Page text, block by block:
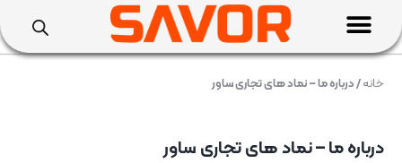
خانه/ درباره ما – نماد های تجاری ساور
درباره ما – نماد های تجاری ساور